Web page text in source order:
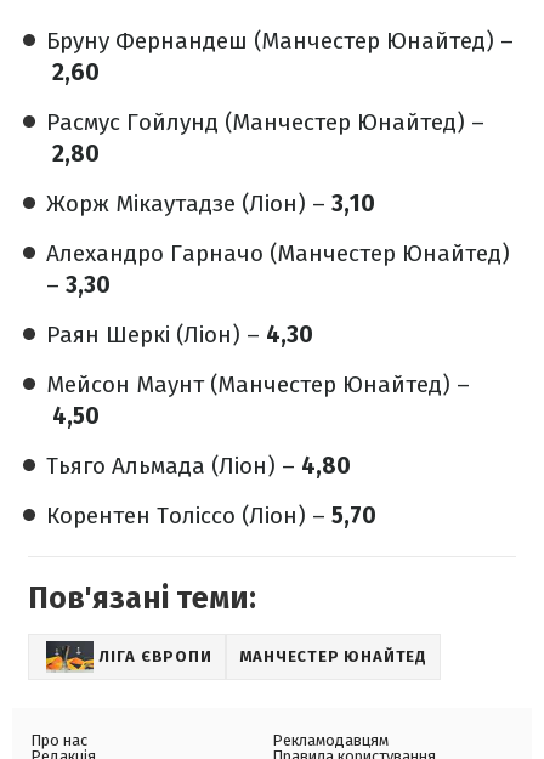
Бруну Фернандеш (Манчестер Юнайтед) –
2,60
Расмус Гойлунд (Манчестер Юнайтед) –
2,80
Жорж Мікаутадзе (Ліон) – 3,10
Алехандро Гарначо (Манчестер Юнайтед)
– 3,30
Раян Шеркі (Ліон) – 4,30
Мейсон Маунт (Манчестер Юнайтед) –
4,50
Тьяго Альмада (Ліон) – 4,80
Корентен Толіссо (Ліон) – 5,70
Пов'язані теми:
ЛІГА ЄВРОПИ МАНЧЕСТЕР ЮНАЙТЕД
Про нас
Рекламодавцям